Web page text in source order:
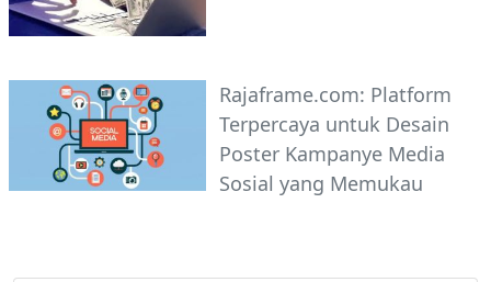
Rajaframe.com: Platform
Terpercaya untuk Desain
Poster Kampanye Media
Sosial yang Memukau